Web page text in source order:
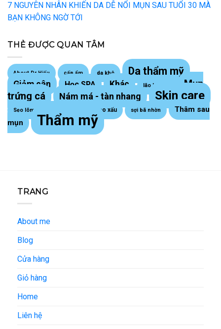
7 NGUYÊN NHÂN KHIẾN DA DỄ NỔI MỤN SAU TUỔI 30 MÀ
BẠN KHÔNG NGỜ TỚI
THẺ ĐƯỢC QUAN TÂM
About Dr Hiếu cấp ẩm da khô Da thẩm mỹ
Giảm cân Học SPA Khác lão hoá da
Mụn
trứng cá
Nám má - tàn nhang Skin care
Sẹo lõm trứng cá Sẹo lồi - sẹo xấu sợi bã nhờn
Thâm sau
mụn
Thẩm mỹ
TRANG
About me
Blog
Cửa hàng
Giỏ hàng
Home
Liên hệ